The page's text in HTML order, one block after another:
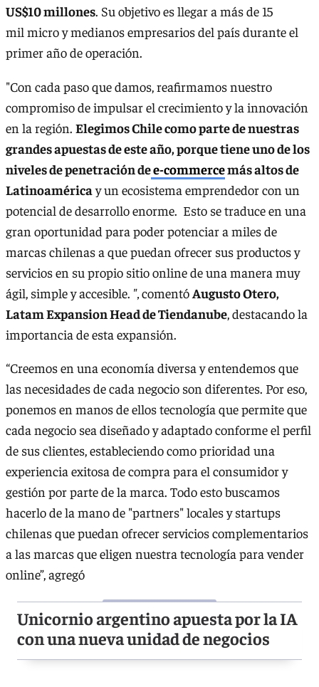
US$10 millones. Su objetivo es llegar a más de 15
mil micro y medianos empresarios del país durante el
primer año de operación.
"Con cada paso que damos, reafirmamos nuestro
compromiso de impulsar el crecimiento y la innovación
en la región. Elegimos Chile como parte de nuestras
grandes apuestas de este año, porque tiene uno de los
niveles de penetración dee-commercemás altos de
Latinoaméricay un ecosistema emprendedor con un
potencial de desarrollo enorme. Esto se traduce en una
gran oportunidad para poder potenciar a miles de
marcas chilenas a que puedan ofrecer sus productos y
servicios en su propio sitio online de una manera muy
ágil, simple y accesible. ",comentóAugusto Otero,
Latam Expansion Head de Tiendanube, destacando la
importancia de esta expansión.
“Creemos en una economía diversa y entendemos que
las necesidades de cada negocio son diferentes. Por eso,
ponemos en manos de ellos tecnología que permite que
cada negocio sea diseñado y adaptado conforme el perfil
de sus clientes, estableciendo como prioridad una
experiencia exitosa de compra para el consumidor y
gestión por parte de la marca. Todo esto buscamos
hacerlo de la mano de "partners" locales y startups
chilenas que puedan ofrecer servicios complementarios
a las marcas que eligen nuestra tecnología para vender
online”, agregó
Unicornio argentino apuesta por la IA
con una nueva unidad de negocios